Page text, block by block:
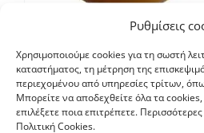
Ρυθμίσεις
Χρησιμοποιούμε cookies για τη σωστή
καταστήματος, τη μέτρηση της
περιεχομένου από υπηρεσίες τρίτων,
Μπορείτε να αποδεχθείτε όλα τα
επιλέξετε ποια επιτρέπετε.
Πολιτική Cookies.
Ντιπ Καυτερής Πιπεριάς
€5,60